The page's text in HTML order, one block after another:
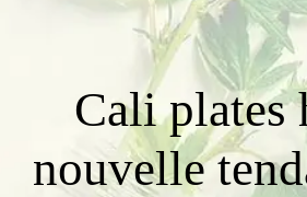
Cali plates
nouvelle